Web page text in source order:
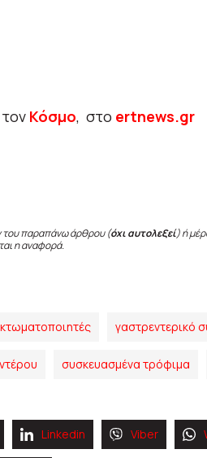
Κόσμο, στο ertnews.gr
του παραπάνω άρθρου (όχι αυτολεξεί) ή
η αναφορά.
γαστρεντερικό
συσκευασμένα τρόφιμα
Linkedin Viber